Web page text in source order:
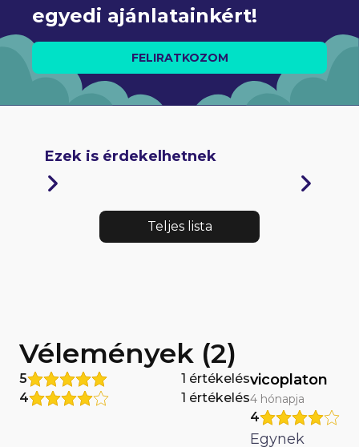
egyedi ajánlatainkért!
FELIRATKOZOM
Ezek is érdekelhetnek
Teljes lista
Vélemények (2)
5
1 értékelés
4
1 értékelés
vicoplaton
4 hónapja
4
Egynek